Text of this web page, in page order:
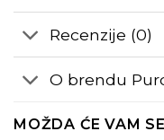
Recenzije (0)
O brendu
MOŽDA ĆE VAM